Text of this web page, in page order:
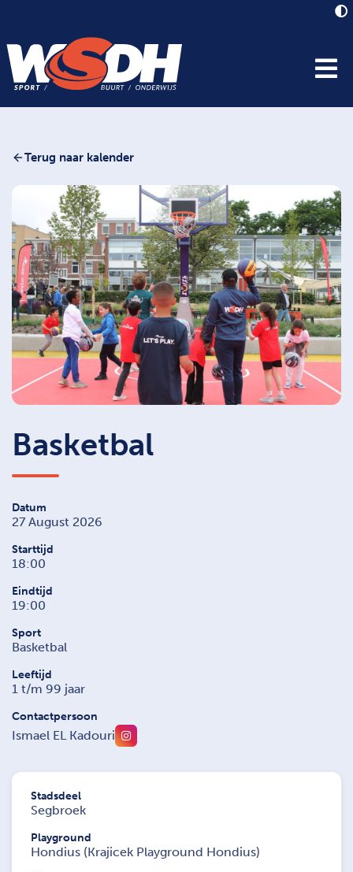
Terug naar kalender
Basketbal
Datum
27 August 2026
Starttijd
18:00
Eindtijd
19:00
Sport
Basketbal
Leeftijd
1 t/m 99 jaar
Contactpersoon
Ismael EL Kadouri
Stadsdeel
Segbroek
Playground
Hondius (Krajicek Playground Hondius)